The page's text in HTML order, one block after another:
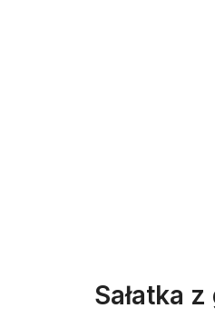
Sałatka